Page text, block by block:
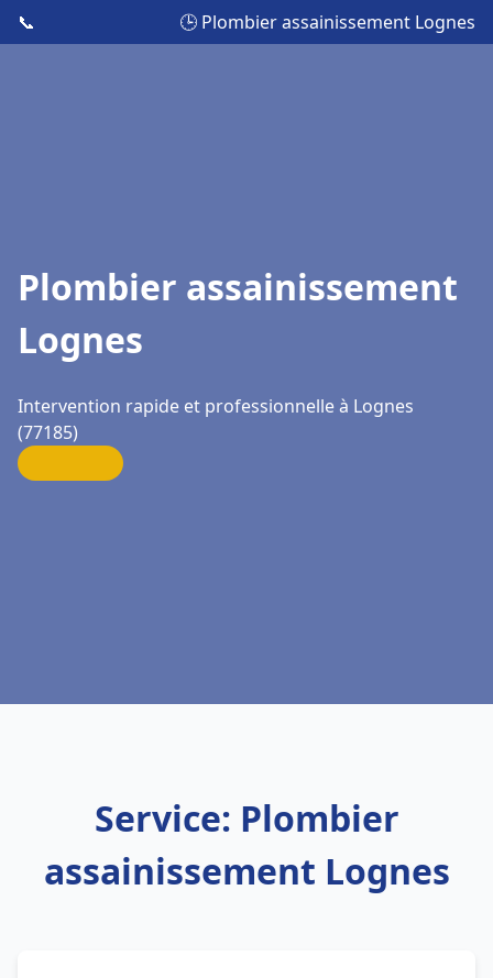
📞 🕒 Plombier assainissement Lognes
Plombier assainissement
Lognes
Intervention rapide et professionnelle à Lognes
(77185)
Service: Plombier
assainissement Lognes